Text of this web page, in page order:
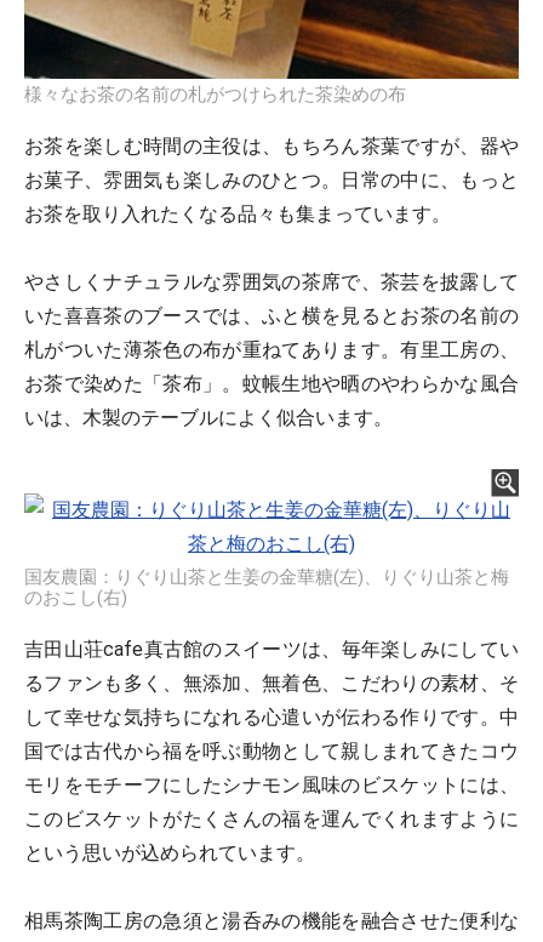
様々なお茶の名前の札がつけられた茶染めの布
お茶を楽しむ時間の主役は、もちろん茶葉ですが、器や
お菓子、雰囲気も楽しみのひとつ。日常の中に、もっと
お茶を取り入れたくなる品々も集まっています。
やさしくナチュラルな雰囲気の茶席で、茶芸を披露して
いた喜喜茶のブースでは、ふと横を見るとお茶の名前の
札がついた薄茶色の布が重ねてあります。有里工房の、
お茶で染めた「茶布」。蚊帳生地や晒のやわらかな風合
いは、木製のテーブルによく似合います。
国友農園：りぐり山茶と生姜の金華糖(左)、りぐり山茶と梅
のおこし(右)
吉田山荘cafe真古館のスイーツは、毎年楽しみにしてい
るファンも多く、無添加、無着色、こだわりの素材、そ
して幸せな気持ちになれる心遣いが伝わる作りです。中
国では古代から福を呼ぶ動物として親しまれてきたコウ
モリをモチーフにしたシナモン風味のビスケットには、
このビスケットがたくさんの福を運んでくれますように
という思いが込められています。
相馬茶陶工房の急須と湯呑みの機能を融合させた便利な